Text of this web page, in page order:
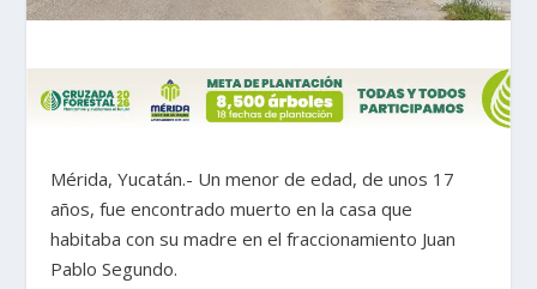
Mérida, Yucatán.- Un menor de edad, de unos 17
años, fue encontrado muerto en la casa que
habitaba con su madre en el fraccionamiento Juan
Pablo Segundo.